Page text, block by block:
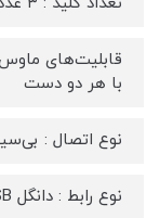
قابلیت‌های
با هر دو دست
نوع اتصال :
نوع رابط : دانگل USB